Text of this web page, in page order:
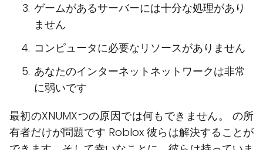
ゲームがあるサーバーには十分な処理があり
ません
コンピュータに必要なリソースがありません
あなたのインターネットネットワークは非常
に弱いです
最初のXNUMXつの原因では何もできません。 の所
有者だけが問題です Roblox 彼らは解決することが